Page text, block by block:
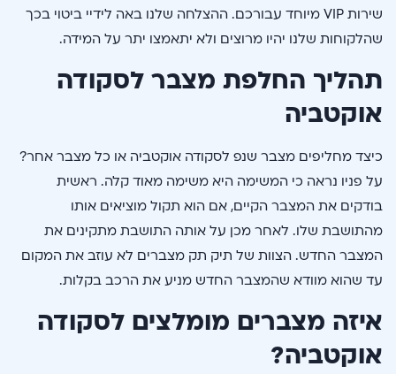
שירות VIP מיוחד עבורכם. ההצלחה שלנו באה לידיי ביטוי בכך
שהלקוחות שלנו יהיו מרוצים ולא יתאמצו יתר על המידה.
תהליך החלפת מצבר לסקודה
אוקטביה
כיצד מחליפים מצבר שנפ לסקודה אוקטביה או כל מצבר אחר?
על פניו נראה כי המשימה היא משימה מאוד קלה. ראשית
בודקים את המצבר הקיים, אם הוא תקול מוציאים אותו
מהתושבת שלו. לאחר מכן על אותה התושבת מתקינים את
המצבר החדש. הצוות של תיק תק מצברים לא עוזב את המקום
עד שהוא מוודא שהמצבר החדש מניע את הרכב בקלות.
איזה מצברים מומלצים לסקודה
אוקטביה?